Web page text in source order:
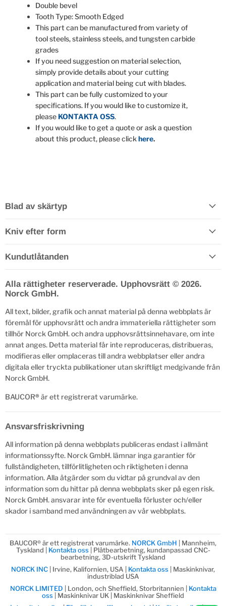
Double bevel
Tooth Type: Smooth Edged
This part can be manufactured from variety of
tool steels, stainless steels, and tungsten carbide
grades
If you need suggestion on material selection,
simply provide details about your cutting
application and material being cut with blades.
This part can be fully customized to your
specifications. If you would like to customize it,
please KONTAKTA OSS.
If you would like to get a quote or ask a question
about this product, please clickhere.
Blad av skärtyp
Kniv efter form
Kundutlåtanden
Alla rättigheter reserverade. Upphovsrätt © 2026.
Norck GmbH.
All text, bilder, grafik och annat material på denna webbplats är
föremål för upphovsrätt och andra immateriella rättigheter som
tillhör Norck GmbH. och andra upphovsrättsinnehavare, om inte
annat anges. Detta material får inte reproduceras, distribueras,
modifieras eller omplaceras till andra webbplatser eller andra
digitala eller tryckta publikationer utan skriftligt medgivande från
Norck GmbH.
BAUCOR® är ett registrerat varumärke.
Ansvarsfriskrivning
All information på denna webbplats publiceras endast i allmänt
informationssyfte. Norck GmbH. lämnar inga garantier för
fullständigheten, tillförlitligheten och riktigheten i denna
information. Alla åtgärder som du vidtar på grundval av den
information som du hittar på denna webbplats sker på egen risk.
Norck GmbH. ansvarar inte för eventuella förluster och/eller
skador i samband med användningen av vår webbplats.
BAUCOR® är ett registrerat varumärke. NORCK GmbH | Mannheim,
Tyskland | Kontakta oss| Plåtbearbetning, kundanpassad CNC-
bearbetning, 3D-utskrift Tyskland
NORCK INC | Irvine, Kalifornien, USA | Kontakta oss
| Maskinknivar,
industriblad USA
NORCK LIMITED
| London, och Sheffield, Storbritannien | Kontakta
oss | Maskinknivar UK | Maskinknivar Sheffield